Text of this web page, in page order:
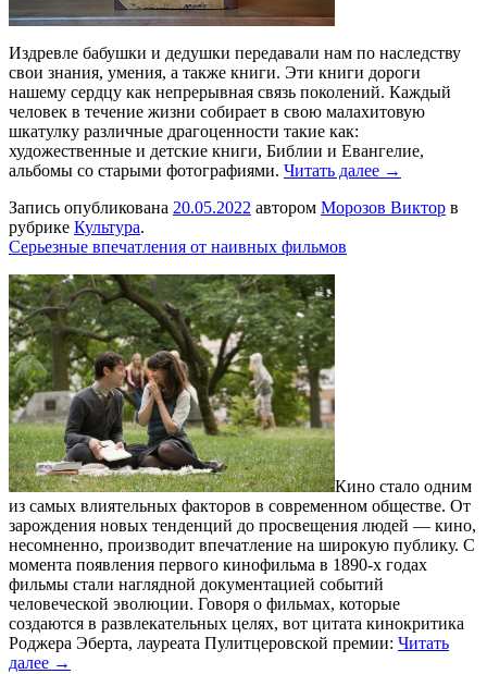
Издревле бабушки и дедушки передавали нам по наследству
свои знания, умения, а также книги. Эти книги дороги
нашему сердцу как непрерывная связь поколений. Каждый
человек в течение жизни собирает в свою малахитовую
шкатулку различные драгоценности такие как:
художественные и детские книги, Библии и Евангелие,
альбомы со старыми фотографиями. Читать далее →
Запись опубликована 20.05.2022 автором Морозов Виктор в
рубрике Культура.
Серьезные впечатления от наивных фильмов
Кино стало одним
из самых влиятельных факторов в современном обществе. От
зарождения новых тенденций до просвещения людей — кино,
несомненно, производит впечатление на широкую публику. С
момента появления первого кинофильма в 1890-х годах
фильмы стали наглядной документацией событий
человеческой эволюции. Говоря о фильмах, которые
создаются в развлекательных целях, вот цитата кинокритика
Роджера Эберта, лауреата Пулитцеровской премии: Читать
далее →